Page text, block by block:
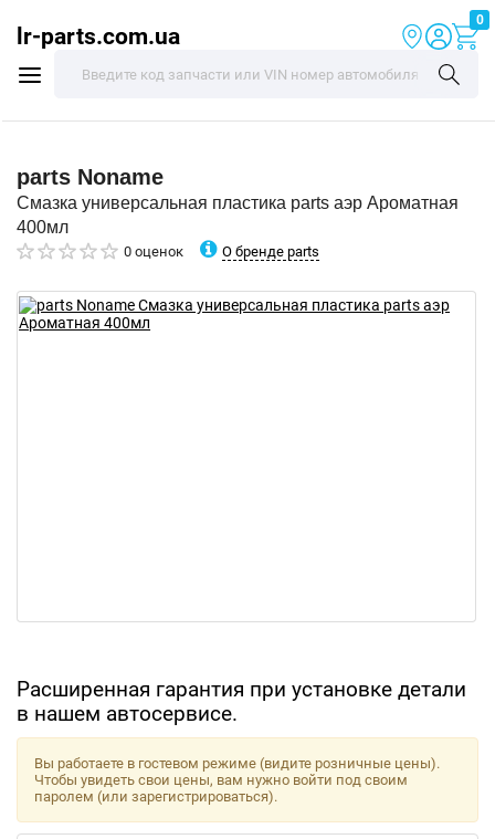
lr-parts.com.ua
0
parts Noname
Смазка универсальная пластика parts аэр Ароматная
400мл
0 оценок О бренде parts
Расширенная гарантия при установке детали
в нашем автосервисе.
Вы работаете в гостевом режиме (видите розничные цены).
Чтобы увидеть свои цены, вам нужно войти под своим
паролем (или зарегистрироваться).